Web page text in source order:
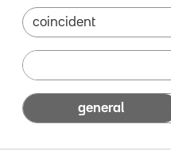
general